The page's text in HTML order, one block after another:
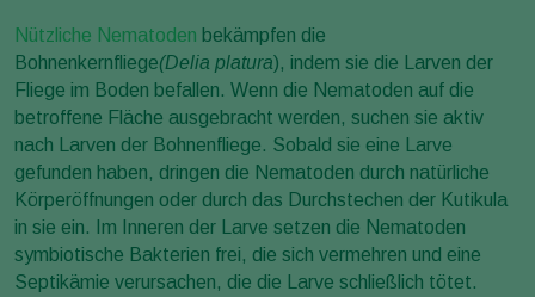
Nützliche Nematoden bekämpfen die
Bohnenkernfliege(Delia platura), indem sie die Larven der
Fliege im Boden befallen. Wenn die Nematoden auf die
betroffene Fläche ausgebracht werden, suchen sie aktiv
nach Larven der Bohnenfliege. Sobald sie eine Larve
gefunden haben, dringen die Nematoden durch natürliche
Körperöffnungen oder durch das Durchstechen der Kutikula
in sie ein. Im Inneren der Larve setzen die Nematoden
symbiotische Bakterien frei, die sich vermehren und eine
Septikämie verursachen, die die Larve schließlich tötet.